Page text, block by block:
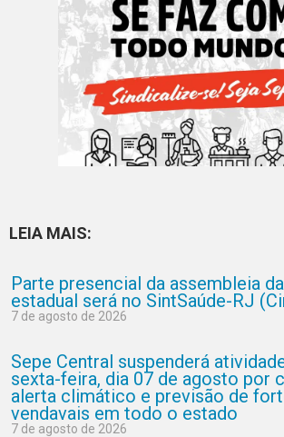
LEIA MAIS:
Parte presencial da assembleia
estadual será no SintSaúde-RJ
7 de agosto de 2026
Sepe Central suspenderá
sexta-feira, dia 07 de agosto por
alerta climático e previsão de
vendavais em todo o estado
7 de agosto de 2026